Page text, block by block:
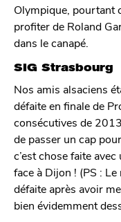
Olympique, pourtant
profiter de Roland
dans le canapé.
SIG Strasbourg
Nos amis alsaciens
défaite en finale de
consécutives de
de passer un cap
c’est chose faite
face à Dijon ! (PS :
défaite après avoir
bien évidemment